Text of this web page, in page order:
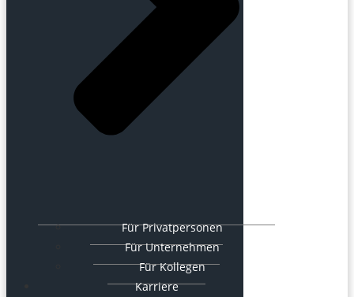
Für Privatpersonen
Für Unternehmen
Für Kollegen
Karriere